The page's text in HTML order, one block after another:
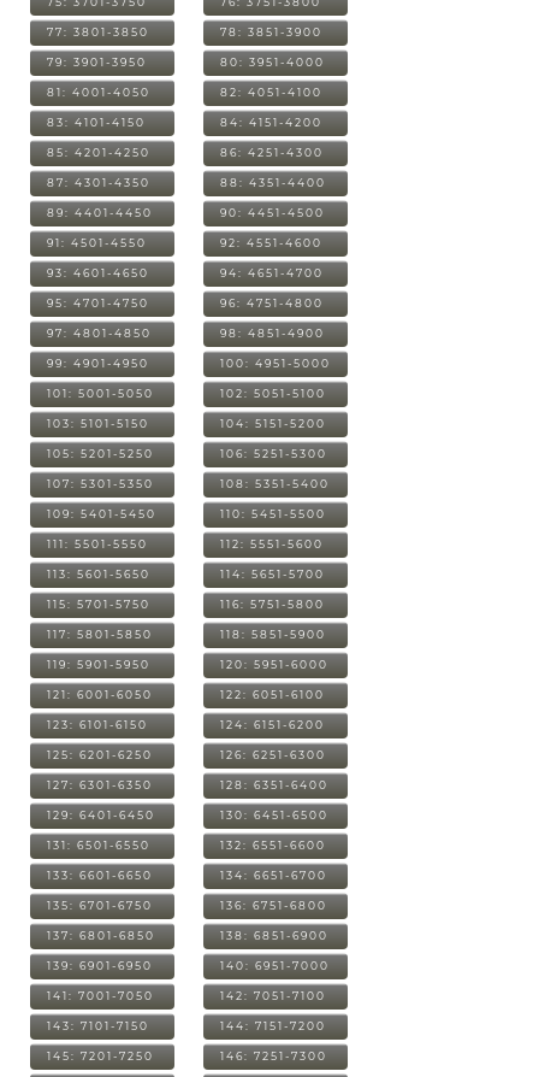
77: 3801-3850 78: 3851-3900
79: 3901-3950 80: 3951-4000
81: 4001-4050 82: 4051-4100
83: 4101-4150 84: 4151-4200
85: 4201-4250 86: 4251-4300
87: 4301-4350 88: 4351-4400
89: 4401-4450 90: 4451-4500
91: 4501-4550 92: 4551-4600
93: 4601-4650 94: 4651-4700
95: 4701-4750 96: 4751-4800
97: 4801-4850 98: 4851-4900
99: 4901-4950 100: 4951-5000
101: 5001-5050 102: 5051-5100
103: 5101-5150 104: 5151-5200
105: 5201-5250 106: 5251-5300
107: 5301-5350 108: 5351-5400
109: 5401-5450 110: 5451-5500
111: 5501-5550 112: 5551-5600
113: 5601-5650 114: 5651-5700
115: 5701-5750 116: 5751-5800
117: 5801-5850 118: 5851-5900
119: 5901-5950 120: 5951-6000
121: 6001-6050 122: 6051-6100
123: 6101-6150 124: 6151-6200
125: 6201-6250 126: 6251-6300
127: 6301-6350 128: 6351-6400
129: 6401-6450 130: 6451-6500
131: 6501-6550 132: 6551-6600
133: 6601-6650 134: 6651-6700
135: 6701-6750 136: 6751-6800
137: 6801-6850 138: 6851-6900
139: 6901-6950 140: 6951-7000
141: 7001-7050 142: 7051-7100
143: 7101-7150 144: 7151-7200
145: 7201-7250 146: 7251-7300